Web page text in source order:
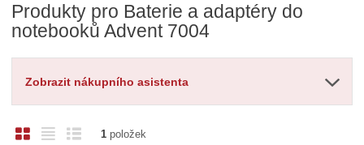
Produkty pro Baterie a adaptéry do
notebooků Advent 7004
Zobrazit nákupního asistenta
O
Ř
1položek